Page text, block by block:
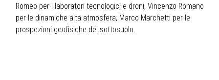
Romeo per i laboratori tecnologici e droni, Vincenzo Romano
per le dinamiche alta atmosfera, Marco Marchetti per le
prospezioni geofisiche del sottosuolo.